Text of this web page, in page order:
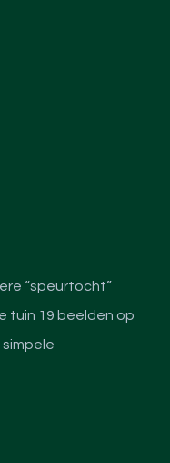
“speurtocht”
tuin 19 beelden op